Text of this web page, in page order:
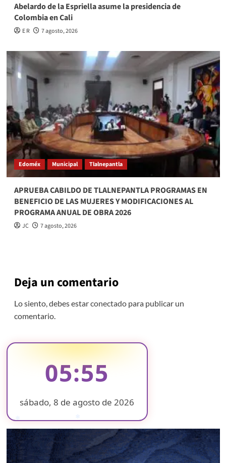
Abelardo de la Espriella asume la presidencia de
Colombia en Cali
E R 7 agosto, 2026
Edoméx Municipal Tlalnepantla
APRUEBA CABILDO DE TLALNEPANTLA PROGRAMAS EN
BENEFICIO DE LAS MUJERES Y MODIFICACIONES AL
PROGRAMA ANUAL DE OBRA 2026
JC 7 agosto, 2026
Deja un comentario
Lo siento, debes estarconectadopara publicar un
comentario.
05:55
sábado, 8 de agosto de 2026
❄
❄
❄